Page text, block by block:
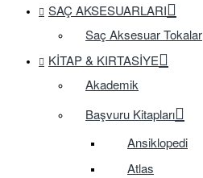
SAÇ AKSESUARLARI
Saç Aksesuar Tokalar
KITAP & KIRTASIYE
Akademik
Başvuru Kitapları
Ansiklopedi
Atlas